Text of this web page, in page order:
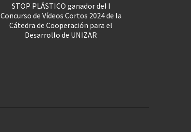
STOP PLÁSTICO ganador del I
Concurso de Vídeos Cortos 2024 de la
Cátedra de Cooperación para el
Desarrollo de UNIZAR